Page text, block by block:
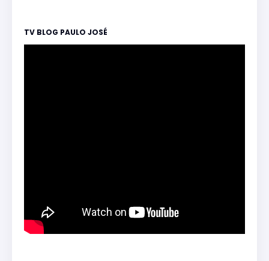
TV BLOG PAULO JOSÉ